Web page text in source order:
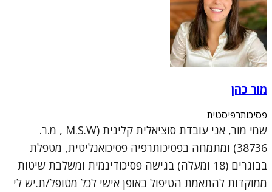
מור כהן
פסיכותרפיסטית
שמי מור, אני עובדת סוציאלית קלינית (M.S.W , מ.ר.
38736) ומתמחה בפסיכותרפיה פסיכואנליטית, מטפלת
בבוגרים (18 ומעלה) בגישה פסיכודינמית ומשלבת שיטות
ממוקדות להתאמת הטיפול באופן אישי לכל מטופל/ת.יש לי